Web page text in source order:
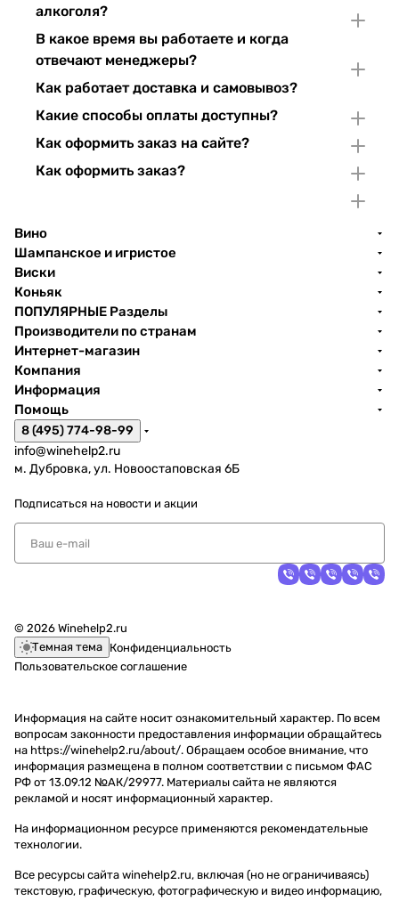
алкоголя?
В какое время вы работаете и когда
отвечают менеджеры?
Как работает доставка и самовывоз?
Какие способы оплаты доступны?
Как оформить заказ на сайте?
Как оформить заказ?
Вино
Шампанское и игристое
Виски
Коньяк
ПОПУЛЯРНЫЕ Разделы
Производители по странам
Интернет-магазин
Компания
Информация
Помощь
8 (495) 774-98-99
info@winehelp2.ru
м. Дубровка, ул. Новоостаповская 6Б
Подписаться на новости и акции
© 2026 Winehelp2.ru
Темная тема Конфиденциальность
Пользовательское соглашение
Информация на сайте носит ознакомительный характер. По всем
вопросам законности предоставления информации обращайтесь
на https://winehelp2.ru/about/. Обращаем особое внимание, что
информация размещена в полном соответствии с письмом ФАС
РФ от 13.09.12 №АК/29977. Материалы сайта не являются
рекламой и носят информационный характер.
На информационном ресурсе применяются рекомендательные
технологии.
Все ресурсы сайта winehelp2.ru, включая (но не ограничиваясь)
текстовую, графическую, фотографическую и видео информацию,